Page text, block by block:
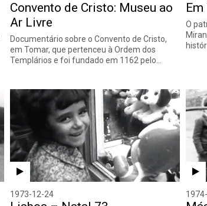
Convento de Cristo: Museu ao
Ar Livre
Documentário sobre o Convento de Cristo,
em Tomar, que pertenceu à Ordem dos
Templários e foi fundado em 1162 pelo…
O
1973-12-24